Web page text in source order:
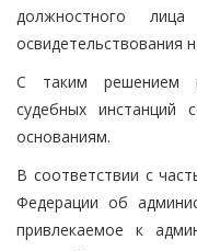
должностного
освидетельствования
С таким решением
судебных инстанций
основаниям.
В соответствии с
Федерации об
привлекаемое к